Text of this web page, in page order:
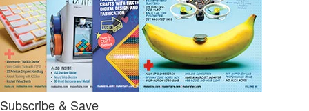
Subscribe & Save